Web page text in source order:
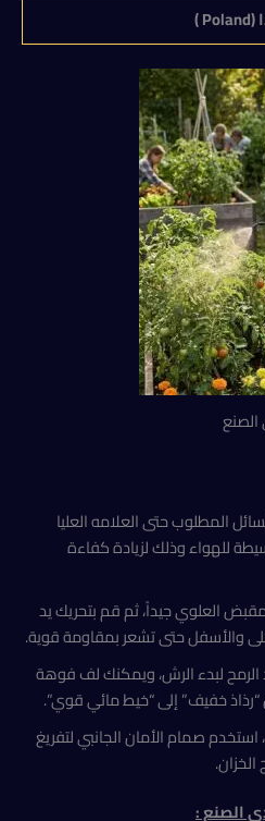
(
Poland
)
المطلوب حتى العلامه العليا
للهواء وذلك لزيادة كفاءة
العلوي جيداً، ثم قم بتحريك يد
والأسفل حتى تشعر بمقاومة قوية.
لبدء الرش، ويمكنك لف فوهة
“رذاذ خفيف” إلى “خيط مائي قوي”.
استخدم صمام الأمان الجانبي لتفريغ